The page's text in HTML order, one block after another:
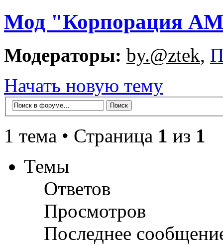
Мод "Корпорация
Модераторы: by.@ztek,
Начать новую тему
1 тема • Страница 1 из 1
Темы
Ответов
Просмотров
Последнее